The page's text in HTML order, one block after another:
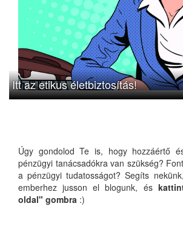
Itt az etikus életbiztosítás!
Úgy gondolod Te is, hogy hozzáértő
pénzügyi tanácsadókra van szükség?
a pénzügyi tudatosságot? Segíts
emberhez jusson el blogunk, és
oldal" gombra :)